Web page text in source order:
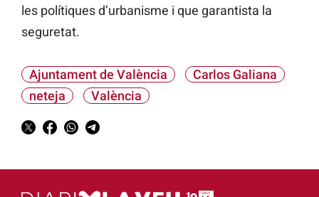
les polítiques d’urbanisme i que garantista la
seguretat.
Ajuntament de València
Carlos Galiana
neteja
València